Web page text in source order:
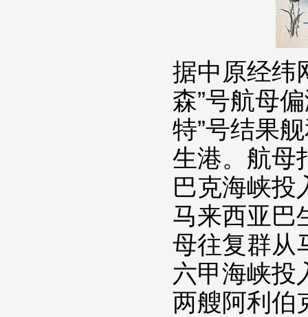
据中原经纬
森”号航母
特”号结果
生港。航母
巴克海峡投
马来西亚巴
母往复群从
六甲海峡投
两艘阿利伯